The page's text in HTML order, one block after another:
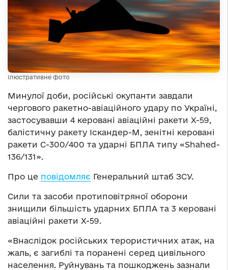
Ілюстративне фото
Минулої доби, російські окупанти завдали
чергового ракетно-авіаційного удару по Україні,
застосувавши 4 керовані авіаційні ракети Х-59,
балістичну ракету Іскандер-М, зенітні керовані
ракети С-300/400 та ударні БПЛА типу «Shahed-
136/131».
Про це повідомляє Генеральний штаб ЗСУ.
Сили та засоби протиповітряної оборони
знищили більшість ударних БПЛА та 3 керовані
авіаційні ракети Х-59.
«Внаслідок російських терористичних атак, на
жаль, є загиблі та поранені серед цивільного
населення. Руйнувань та пошкоджень зазнали